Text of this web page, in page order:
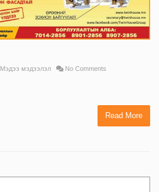
Мэдээ мэдээлэл No Comments
Read More